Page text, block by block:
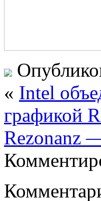
« Intel
графикой
Rezonanz